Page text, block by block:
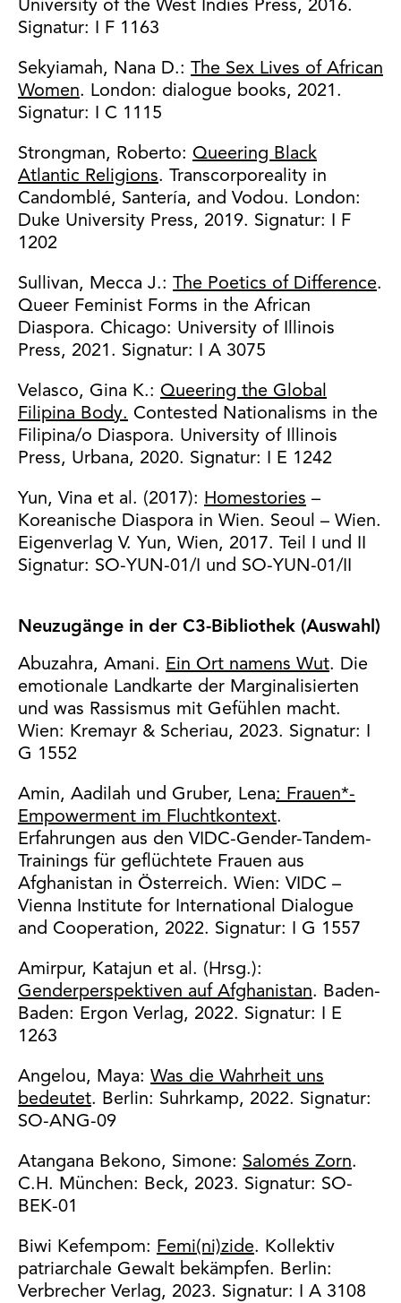
University of the West Indies Press, 2016.
Signatur: I F 1163
Sekyiamah, Nana D.: The Sex Lives of African
Women. London: dialogue books, 2021.
Signatur: I C 1115
Strongman, Roberto: Queering Black
Atlantic Religions. Transcorporeality in
Candomblé, Santería, and Vodou. London:
Duke University Press, 2019. Signatur: I F
1202
Sullivan, Mecca J.: The Poetics of Difference.
Queer Feminist Forms in the African
Diaspora. Chicago: University of Illinois
Press, 2021. Signatur: I A 3075
Velasco, Gina K.: Queering the Global
Filipina Body. Contested Nationalisms in the
Filipina/o Diaspora. University of Illinois
Press, Urbana, 2020. Signatur: I E 1242
Yun, Vina et al. (2017): Homestories –
Koreanische Diaspora in Wien. Seoul – Wien.
Eigenverlag V. Yun, Wien, 2017. Teil I und II
Signatur: SO-YUN-01/I und SO-YUN-01/II
Neuzugänge in der C3-Bibliothek (Auswahl)
Abuzahra, Amani. Ein Ort namens Wut. Die
emotionale Landkarte der Marginalisierten
und was Rassismus mit Gefühlen macht.
Wien: Kremayr & Scheriau, 2023. Signatur: I
G 1552
Amin, Aadilah und Gruber, Lena: Frauen*-
Empowerment im Fluchtkontext.
Erfahrungen aus den VIDC-Gender-Tandem-
Trainings für geflüchtete Frauen aus
Afghanistan in Österreich. Wien: VIDC –
Vienna Institute for International Dialogue
and Cooperation, 2022. Signatur: I G 1557
Amirpur, Katajun et al. (Hrsg.):
Genderperspektiven auf Afghanistan. Baden-
Baden: Ergon Verlag, 2022. Signatur: I E
1263
Angelou, Maya: Was die Wahrheit uns
bedeutet. Berlin: Suhrkamp, 2022. Signatur:
SO-ANG-09
Atangana Bekono, Simone: Salomés Zorn.
C.H. München: Beck, 2023. Signatur: SO-
BEK-01
Biwi Kefempom: Femi(ni)zide. Kollektiv
patriarchale Gewalt bekämpfen. Berlin:
Verbrecher Verlag, 2023. Signatur: I A 3108